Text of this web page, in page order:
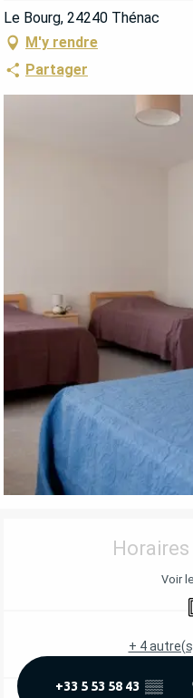
Le Bourg, 24240 Thénac
M'y rendre
Partager
OUVERTURE ET
Voir
+ 4
+33 5 53 58 43 ▒▒